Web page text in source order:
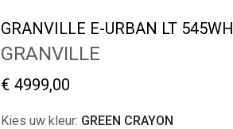
GRANVILLE E-URBAN LT 545WH
GRANVILLE
€ 4999,00
Kies uw kleur: GREEN CRAYON